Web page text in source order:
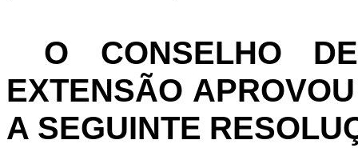
O CONSELHO
EXTENSÃO
A SEGUINTE